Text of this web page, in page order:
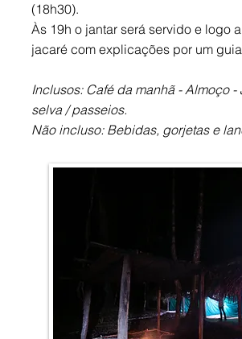
(18h30).
Às 19h o jantar será servido e logo
jacaré com explicações por um
Inclusos: Café da manhã - Almoço
selva / passeios.
Não incluso: Bebidas, gorjetas e